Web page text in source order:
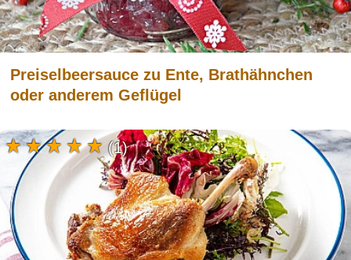
Preiselbeersauce zu Ente, Brathähnchen
oder anderem Geflügel
(1)